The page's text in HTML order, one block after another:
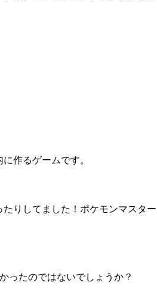
作るゲームです。
りしてました！ポケモンマスター
ったのではないでしょうか？